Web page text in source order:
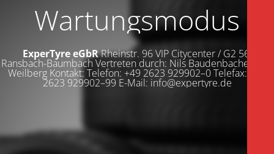
Wartungsmodus
ExperTyre eGbRRheinstr. 96 VIP Citycenter / G2 56235
Ransbach-Baumbach Vertreten durch: Nils Baudenbacher Dirk
Weilberg Kontakt: Telefon: +49 2623 929902–0 Telefax: +49
2623 929902–99 E-Mail: info@expertyre.de